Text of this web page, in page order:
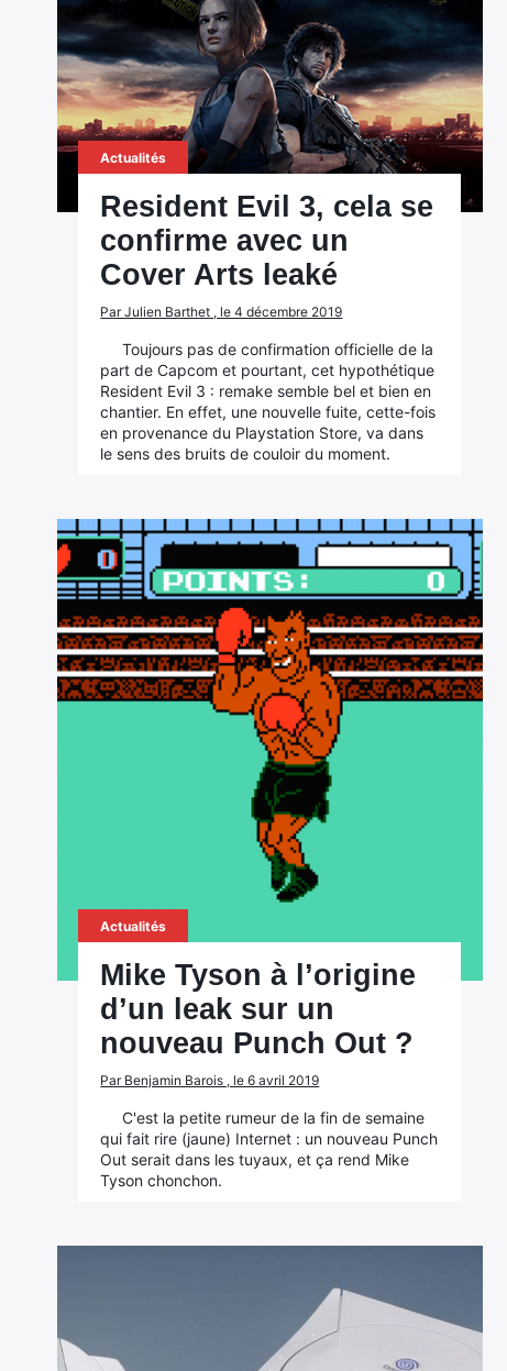
Actualités
Resident Evil 3, cela se
confirme avec un
Cover Arts leaké
Par Julien Barthet , le 4 décembre 2019
Toujours pas de confirmation officielle de la
part de Capcom et pourtant, cet hypothétique
Resident Evil 3 : remake semble bel et bien en
chantier. En effet, une nouvelle fuite, cette-fois
en provenance du Playstation Store, va dans
le sens des bruits de couloir du moment.
Actualités
Mike Tyson à l’origine
d’un leak sur un
nouveau Punch Out ?
Par Benjamin Barois , le 6 avril 2019
C'est la petite rumeur de la fin de semaine
qui fait rire (jaune) Internet : un nouveau Punch
Out serait dans les tuyaux, et ça rend Mike
Tyson chonchon.